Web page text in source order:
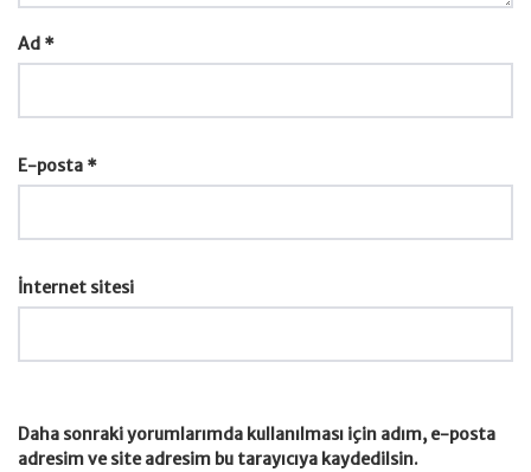
Ad *
E-posta *
İnternet sitesi
Daha sonraki yorumlarımda kullanılması için adım, e-posta
adresim ve site adresim bu tarayıcıya kaydedilsin.